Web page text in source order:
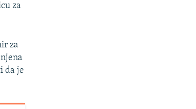
za
za
da je